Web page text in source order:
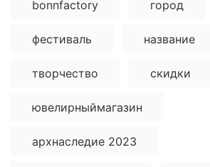
bonnfactory город
фестиваль название
творчество скидки
ювелирныймагазин
архнаследие 2023